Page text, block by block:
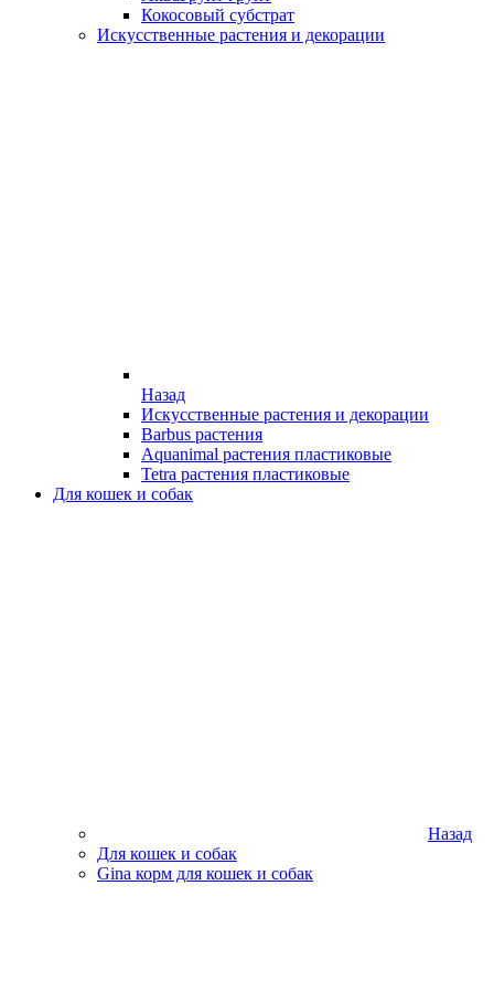
Кокосовый субстрат
Искусственные растения и декорации
Назад
Искусственные растения и декорации
Barbus растения
Aquanimal растения пластиковые
Tetra растения пластиковые
Для кошек и собак
Назад
Для кошек и собак
Gina корм для кошек и собак